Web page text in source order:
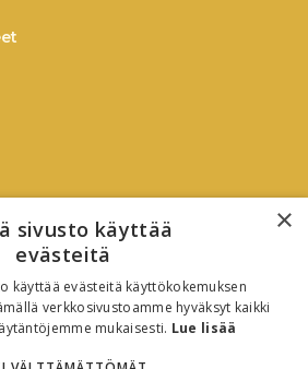
×
sivusto käyttää
evästeitä
käyttää evästeitä käyttökokemuksen
verkkosivustoamme hyväksyt kaikki
mukaisesti. Lue lisää